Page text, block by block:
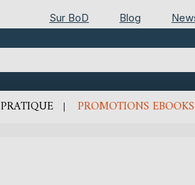
Sur BoD Blog
PRATIQUE PROMOTIONS EBOOKS